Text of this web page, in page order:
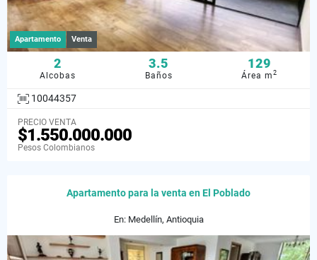
Apartamento Venta
2
Alcobas
3.5
Baños
129
Área m2
10044357
PRECIO VENTA
$1.550.000.000
Pesos Colombianos
Apartamento para la venta en El Poblado
En: Medellín, Antioquia